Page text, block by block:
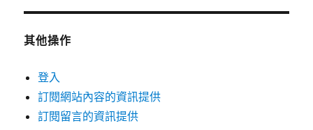
其他操作
登入
訂閱網站內容的資訊提供
訂閱留言的資訊提供